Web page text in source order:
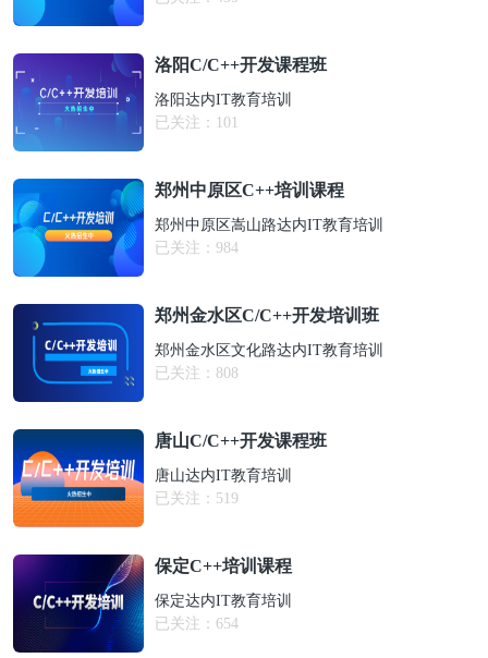
洛阳C/C++开发课程班
洛阳达内IT教育培训
已关注： 101
郑州中原区C++培训课程
郑州中原区嵩山路达内IT教育培训
已关注： 984
郑州金水区C/C++开发培训班
郑州金水区文化路达内IT教育培训
已关注： 808
唐山C/C++开发课程班
唐山达内IT教育培训
已关注： 519
保定C++培训课程
保定达内IT教育培训
已关注： 654